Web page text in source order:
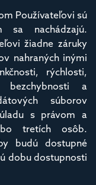
Používateľovi sú
nachádzajú.
žiadne záruky
nahraných inými
rýchlosti,
bezchybnosti a
súborov
s právom a
tretích osôb.
budú dostupné
dobu dostupnosti